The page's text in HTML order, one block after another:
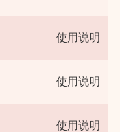
使用说明
使用说明
使用说明